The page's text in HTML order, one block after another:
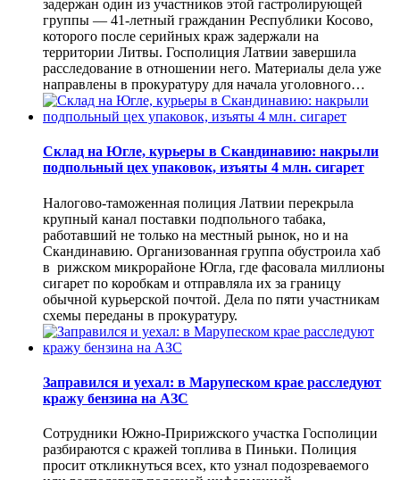
задержан один из участников этой гастролирующей
группы — 41-летный гражданин Республики Косово,
которого после серийных краж задержали на
территории Литвы. Госполиция Латвии завершила
расследование в отношении него. Материалы дела уже
направлены в прокуратуру для начала уголовного…
Склад на Югле, курьеры в Скандинавию: накрыли
подпольный цех упаковок, изъяты 4 млн. сигарет
Налогово-таможенная полиция Латвии перекрыла
крупный канал поставки подпольного табака,
работавший не только на местный рынок, но и на
Скандинавию. Организованная группа обустроила хаб
в рижском микрорайоне Югла, где фасовала миллионы
сигарет по коробкам и отправляла их за границу
обычной курьерской почтой. Дела по пяти участникам
схемы переданы в прокуратуру.
Заправился и уехал: в Марупеском крае расследуют
кражу бензина на АЗС
Сотрудники Южно-Пририжского участка Госполиции
разбираются с кражей топлива в Пиньки. Полиция
просит откликнуться всех, кто узнал подозреваемого